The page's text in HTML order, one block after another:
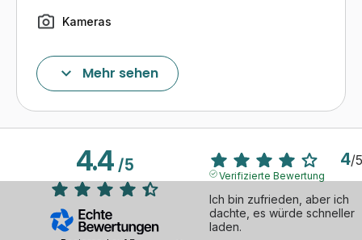
Kameras
Kameras
Flash
Lautsprecher
Mikrofon
Lautstärkeknöpfe, Ein-/Ausschalter, ...
Mehr sehen
4.4/5 4/5
Verifizierte Bewertung
Ich bin zufrieden, aber ich
dachte, es würde schneller
laden.